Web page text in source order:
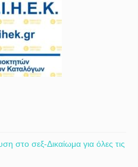
στο σεξ-Δικαίωμα για όλες τις